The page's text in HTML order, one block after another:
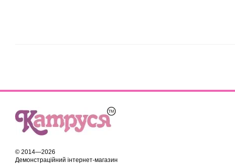
© 2014—2026
Демонстраційний інтернет-магазин